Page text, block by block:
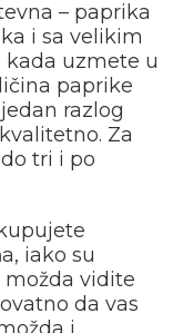
– paprika
i sa velikim
kada uzmete u
paprike
razlog
Za
tri i po
a, iako su
možda vidite
da vas